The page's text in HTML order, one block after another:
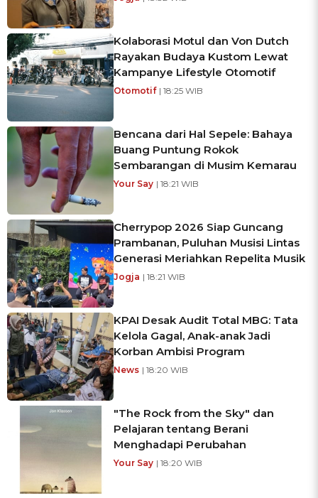
Kolaborasi Motul dan Von Dutch
Rayakan Budaya Kustom Lewat
Kampanye Lifestyle Otomotif
Otomotif | 18:25 WIB
Bencana dari Hal Sepele: Bahaya
Buang Puntung Rokok
Sembarangan di Musim Kemarau
Your Say | 18:21 WIB
Cherrypop 2026 Siap Guncang
Prambanan, Puluhan Musisi Lintas
Generasi Meriahkan Repelita Musik
Jogja | 18:21 WIB
KPAI Desak Audit Total MBG: Tata
Kelola Gagal, Anak-anak Jadi
Korban Ambisi Program
News | 18:20 WIB
"The Rock from the Sky" dan
Pelajaran tentang Berani
Menghadapi Perubahan
Your Say | 18:20 WIB